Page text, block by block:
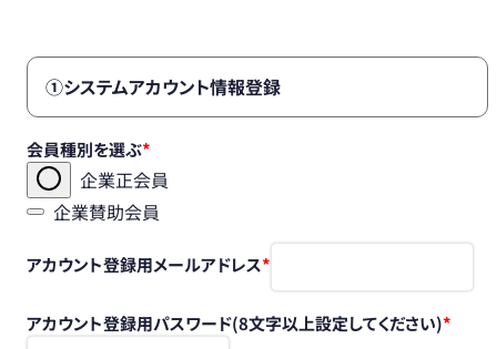
①システムアカウント情報登録
会員種別を選ぶ
企業正会員
企業賛助会員
アカウント登録用メールアドレス
アカウント登録用パスワード(8文字以上設定してください)